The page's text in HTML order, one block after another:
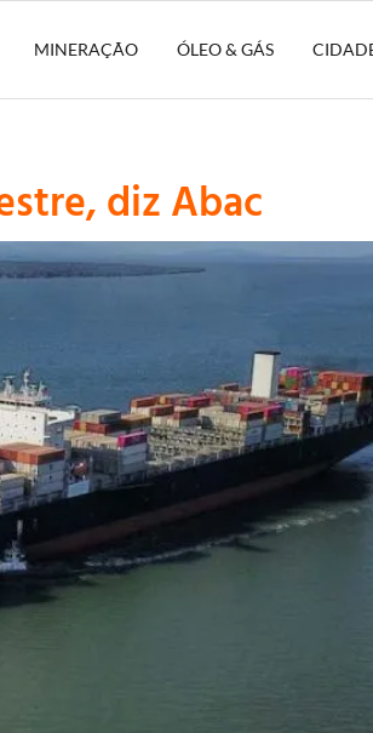
MINERAÇÃO ÓLEO & GÁS
diz Abac